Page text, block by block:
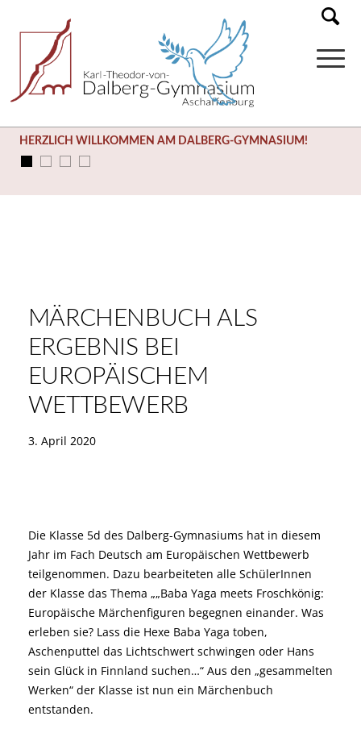
HERZLICH WILLKOMMEN AM DALBERG-GYMNASIUM!
MÄRCHENBUCH ALS
ERGEBNIS BEI
EUROPÄISCHEM
WETTBEWERB
3. April 2020
Die Klasse 5d des Dalberg-Gymnasiums hat in diesem
Jahr im Fach Deutsch am Europäischen Wettbewerb
teilgenommen. Dazu bearbeiteten alle SchülerInnen
der Klasse das Thema „„Baba Yaga meets Froschkönig:
Europäische Märchenfiguren begegnen einander. Was
erleben sie? Lass die Hexe Baba Yaga toben,
Aschenputtel das Lichtschwert schwingen oder Hans
sein Glück in Finnland suchen…“ Aus den „gesammelten
Werken“ der Klasse ist nun ein Märchenbuch
entstanden.